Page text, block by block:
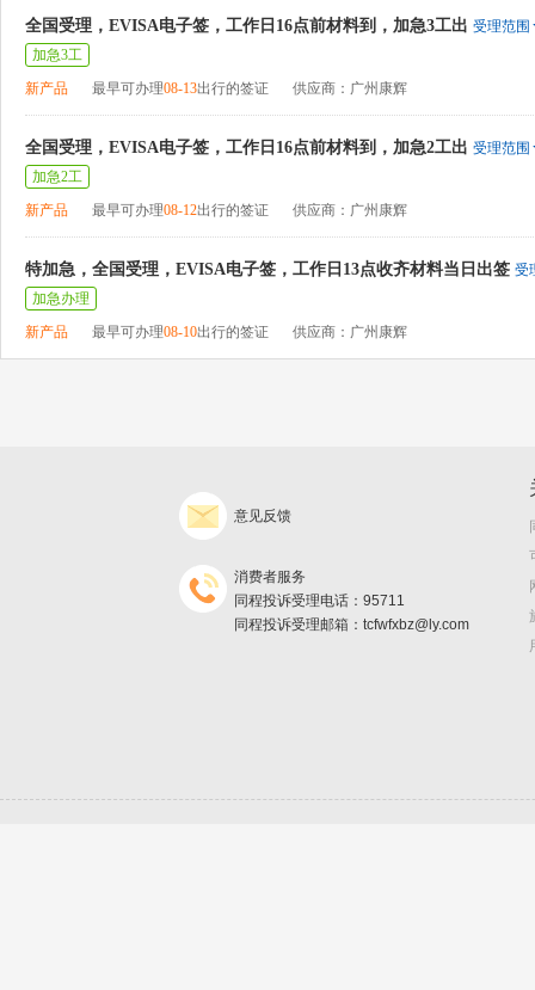
全国受理，EVISA电子签，工作日16点前材料到，加急3工出 受理范围
加急3工
新产品
最早可办理08-13出行的签证 供应商：广州康辉
全国受理，EVISA电子签，工作日16点前材料到，加急2工出 受理范围
加急2工
新产品
最早可办理08-12出行的签证 供应商：广州康辉
特加急，全国受理，EVISA电子签，工作日13点收齐材料当日出签 受
加急办理
新产品
最早可办理08-10出行的签证 供应商：广州康辉
意见反馈
消费者服务
同程投诉受理电话：95711
同程投诉受理邮箱：tcfwfxbz@ly.com